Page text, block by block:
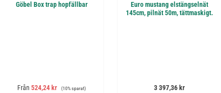
Göbel Box trap hopfällbar
Försäljningspris:
Från 524,24 kr Ordinarie pris:
(10% sparat)
Euro mustang elstängselnät
145cm, pilnät 50m, tättmaskigt.
Ordinarie pris:
3 397,36 kr